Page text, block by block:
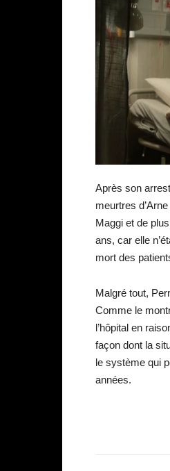
Après son
meurtres
Maggi et de
ans, car elle
mort des
Malgré tout,
Comme le
l’hôpital en
façon dont la
le système qui
années.